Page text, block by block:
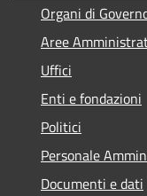
Organi di
Aree
Uffici
Enti e fondazioni
Politici
Personale
Documenti e dati